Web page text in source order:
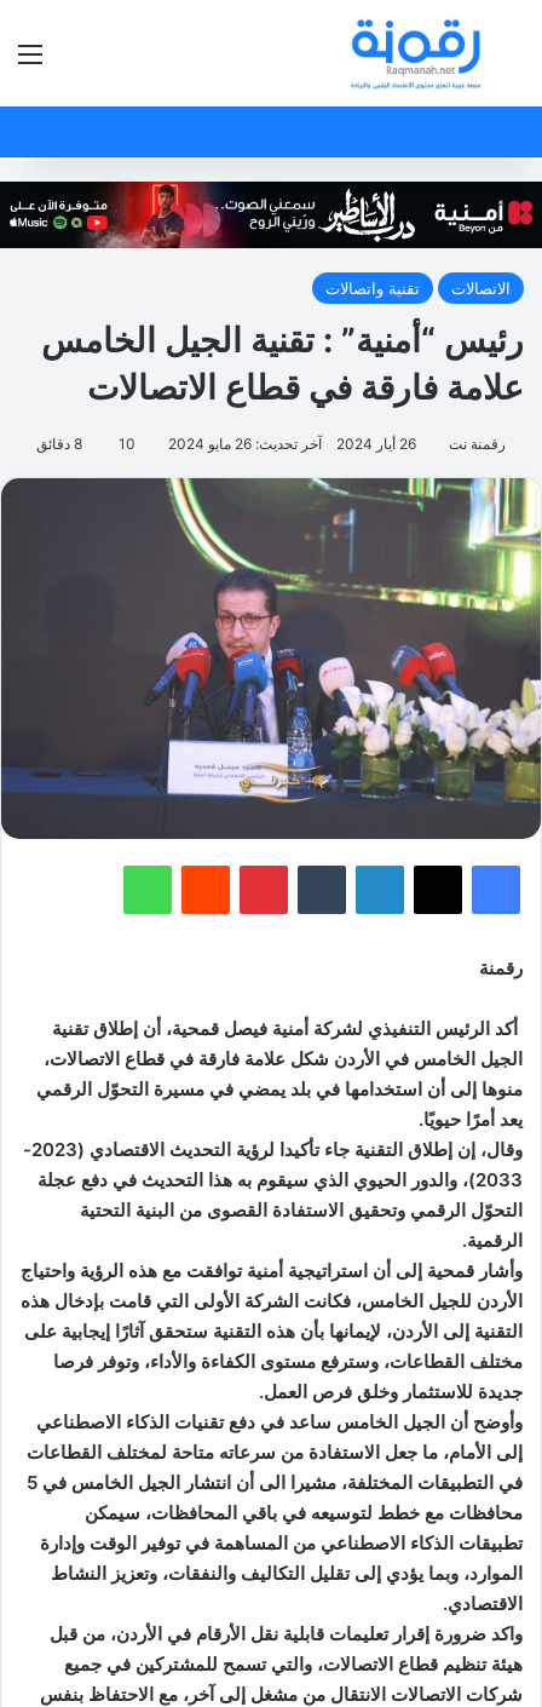
بحث عن
الاتصالات تقنية واتصالات
رئيس “أمنية” : تقنية الجيل الخامس
علامة فارقة في قطاع الاتصالات
رقمنة نت 26 أيار 2024 آخر تحديث: 26 مايو 2024 10
فيسبوك لينكدإن بينتيريست
رقمنة
أكد الرئيس التنفيذي لشركة أمنية فيصل قمحية، أن إطلاق تقنية
الجيل الخامس في الأردن شكل علامة فارقة في قطاع الاتصالات،
منوها إلى أن استخدامها في بلد يمضي في مسيرة التحوّل الرقمي
يعد أمرًا حيويًا.
وقال، إن إطلاق التقنية جاء تأكيدا لرؤية التحديث الاقتصادي (2023-
2033)، والدور الحيوي الذي سيقوم به هذا التحديث في دفع عجلة
التحوّل الرقمي وتحقيق الاستفادة القصوى من البنية التحتية
الرقمية.
وأشار قمحية إلى أن استراتيجية أمنية توافقت مع هذه الرؤية واحتياج
الأردن للجيل الخامس، فكانت الشركة الأولى التي قامت بإدخال هذه
التقنية إلى الأردن، لإيمانها بأن هذه التقنية ستحقق آثارًا إيجابية على
مختلف القطاعات، وسترفع مستوى الكفاءة والأداء، وتوفر فرصا
جديدة للاستثمار وخلق فرص العمل.
وأوضح أن الجيل الخامس ساعد في دفع تقنيات الذكاء الاصطناعي
إلى الأمام، ما جعل الاستفادة من سرعاته متاحة لمختلف القطاعات
في التطبيقات المختلفة، مشيرا الى أن انتشار الجيل الخامس في 5
محافظات مع خطط لتوسيعه في باقي المحافظات، سيمكن
تطبيقات الذكاء الاصطناعي من المساهمة في توفير الوقت وإدارة
الموارد، وبما يؤدي إلى تقليل التكاليف والنفقات، وتعزيز النشاط
الاقتصادي.
واكد ضرورة إقرار تعليمات قابلية نقل الأرقام في الأردن، من قبل
هيئة تنظيم قطاع الاتصالات، والتي تسمح للمشتركين في جميع
شركات الاتصالات الانتقال من مشغل إلى آخر، مع الاحتفاظ بنفس